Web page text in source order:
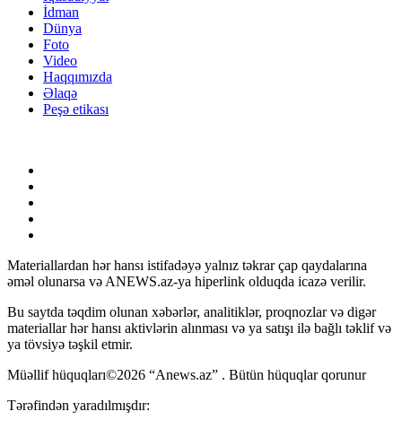
İdman
Dünya
Foto
Video
Haqqımızda
Əlaqə
Peşə etikası
Materiallardan hər hansı istifadəyə yalnız təkrar çap qaydalarına
əməl olunarsa və ANEWS.az-ya hiperlink olduqda icazə verilir.
Bu saytda təqdim olunan xəbərlər, analitiklər, proqnozlar və digər
materiallar hər hansı aktivlərin alınması və ya satışı ilə bağlı təklif və
ya tövsiyə təşkil etmir.
Müəllif hüquqları©2026 “Anews.az” . Bütün hüquqlar qorunur
Tərəfindən yaradılmışdır: